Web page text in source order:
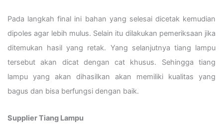
Pada langkah final ini bahan yang selesai dicetak kemudian
dipoles agar lebih mulus. Selain itu dilakukan pemeriksaan jika
ditemukan hasil yang retak. Yang selanjutnya tiang lampu
tersebut akan dicat dengan cat khusus. Sehingga tiang
lampu yang akan dihasilkan akan memiliki kualitas yang
bagus dan bisa berfungsi dengan baik.
Supplier Tiang Lampu